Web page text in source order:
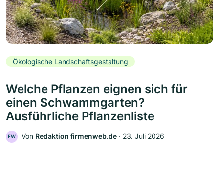
Ökologische Landschaftsgestaltung
Welche Pflanzen eignen sich für
einen Schwammgarten?
Ausführliche Pflanzenliste
FW Von Redaktion firmenweb.de ‧ 23. Juli 2026